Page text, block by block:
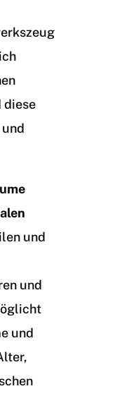
diese
und
und
und